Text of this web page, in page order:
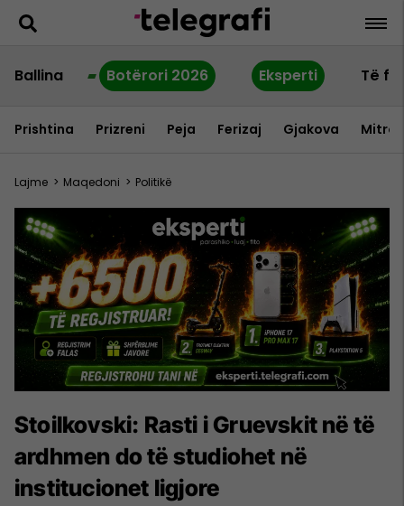
Ballina Botërori 2026 Eksperti Të
Prishtina Prizreni Peja Ferizaj Gjakova
Lajme > Maqedoni > Politikë
Stoilkovski: Rasti i Gruevskit në të
ardhmen do të studiohet në
institucionet ligjore